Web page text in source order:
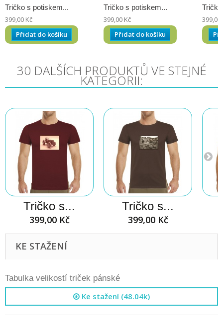
Tričko s potiskem...
399,00 Kč
Přidat do košíku
Tričko s potiskem...
399,00 Kč
Přidat do košíku
399,00
30 DALŠÍCH PRODUKTŮ VE STEJNÉ
KATEGORII:
Tričko s...
399,00 Kč
Tričko s...
399,00 Kč
KE STAŽENÍ
Tabulka velikostí triček pánské
Ke stažení (48.04k)